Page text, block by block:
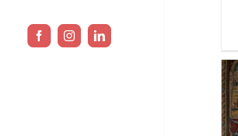
FacebookInstagramLinkedIn